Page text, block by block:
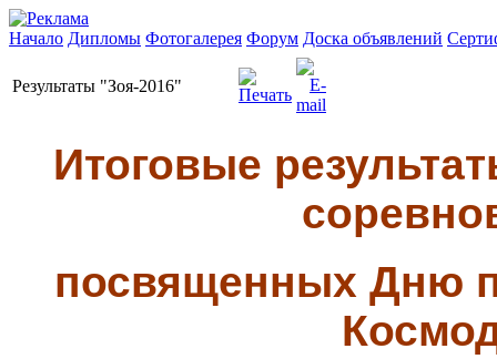
Начало Дипломы Фотогалерея Форум Доска объявлений
Результаты "Зоя-2016"
Итоговые
посвященных Дню